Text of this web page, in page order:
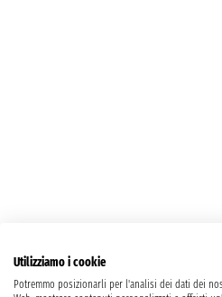
Utilizziamo i cookie
Potremmo posizionarli per l'analisi dei dati dei